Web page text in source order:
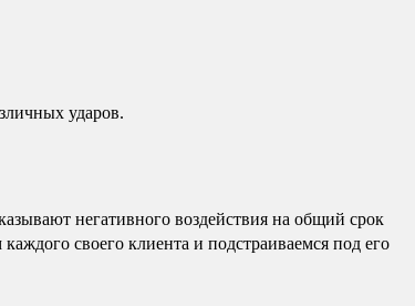
ударов.
негативного воздействия на общий срок
своего клиента и подстраиваемся под его